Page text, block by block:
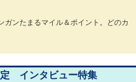
ガンたまるマイル＆ポイント。どのカ
定 インタビュー特集